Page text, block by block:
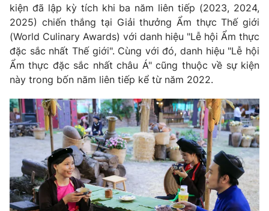
Chuyên mục khác
Emagazine Podcast
Photo Infographic
Video Shorts video
VTV Money VTV Thể thao
VTV Sức khoẻ Bất động sản
Thị trường 24h Tấm lòng Việt
kiện đã lập kỳ tích khi ba năm liên tiếp (2023, 2024,
2025) chiến thắng tại Giải thưởng Ẩm thực Thế giới
(World Culinary Awards) với danh hiệu "Lễ hội Ẩm thực
đặc sắc nhất Thế giới". Cùng với đó, danh hiệu "Lễ hội
Ẩm thực đặc sắc nhất châu Á" cũng thuộc về sự kiện
này trong bốn năm liên tiếp kể từ năm 2022.